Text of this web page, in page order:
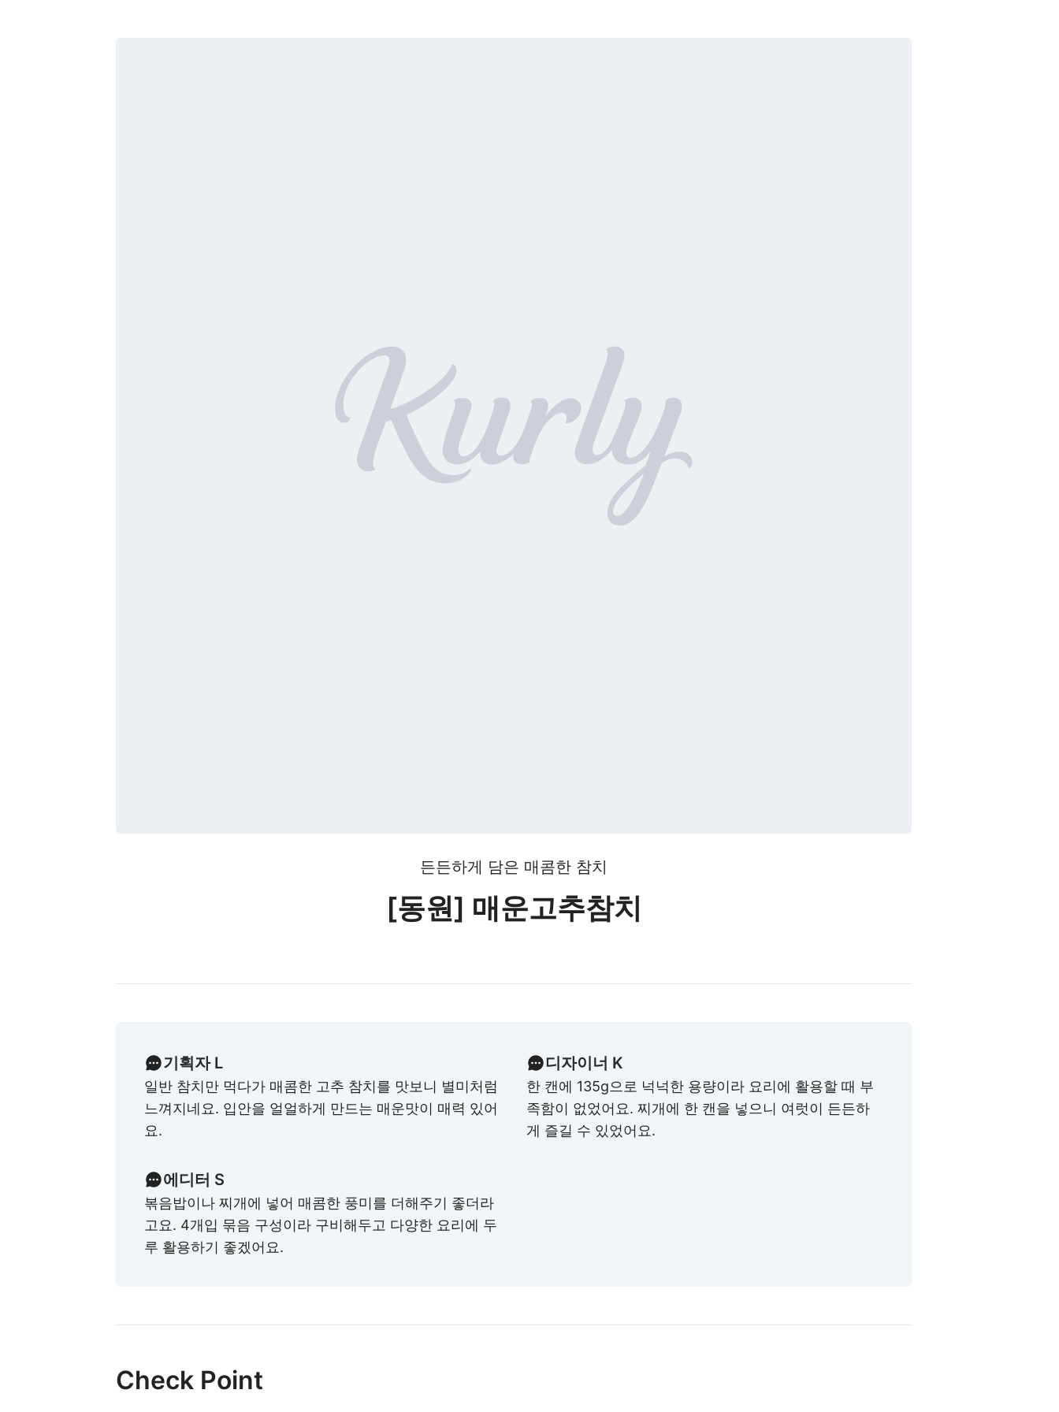
든든하게 담은 매콤한 참치
[동원] 매운고추참치
기획자 L
일반 참치만 먹다가 매콤한 고추 참치를 맛보니 별미처럼
느껴지네요. 입안을 얼얼하게 만드는 매운맛이 매력 있어
요.
디자이너 K
한 캔에 135g으로 넉넉한 용량이라 요리에 활용할 때 부
족함이 없었어요. 찌개에 한 캔을 넣으니 여럿이 든든하
게 즐길 수 있었어요.
에디터 S
볶음밥이나 찌개에 넣어 매콤한 풍미를 더해주기 좋더라
고요. 4개입 묶음 구성이라 구비해두고 다양한 요리에 두
루 활용하기 좋겠어요.
Check Point